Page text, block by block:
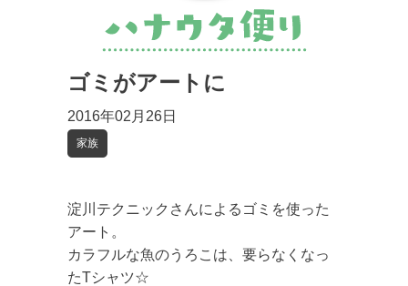
ゴミがアートに
2016年02月26日
家族
淀川テクニックさんによるゴミを使った
アート。
カラフルな魚のうろこは、要らなくなっ
たTシャツ☆